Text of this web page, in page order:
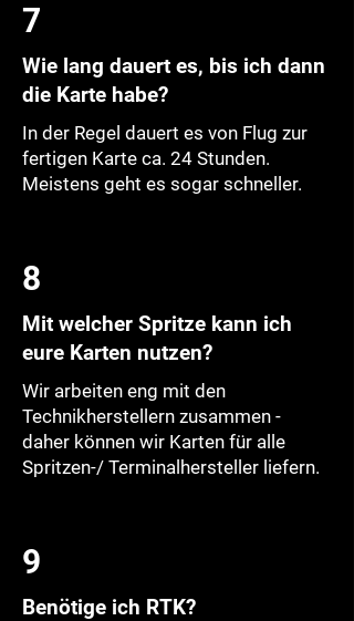
7
Wie lang dauert es, bis ich dann
die Karte habe?
In der Regel dauert es von Flug zur
fertigen Karte ca. 24 Stunden.
Meistens geht es sogar schneller.
8
Mit welcher Spritze kann ich
eure Karten nutzen?
Wir arbeiten eng mit den
Technikherstellern zusammen -
daher können wir Karten für alle
Spritzen-/ Terminalhersteller liefern.
9
Benötige ich RTK?